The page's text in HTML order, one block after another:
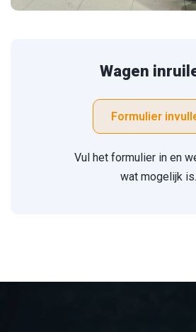
Wagen
Formulier
Vul het formulier in en
wat mogelijk is.